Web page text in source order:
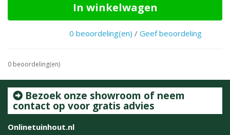
In winkelwagen
0 beoordeling(en) / Geef beoordeling
0 beoordeling(en)
Bezoek onze showroom of neem
contact op voor gratis advies
Onlinetuinhout.nl